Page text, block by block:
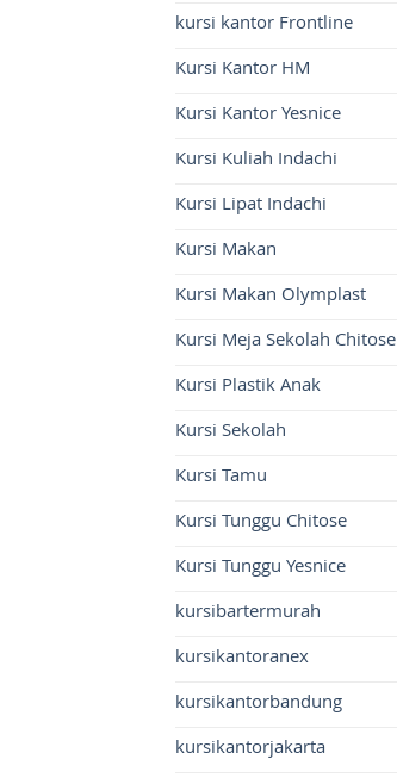
kursi kantor Frontline
Kursi Kantor HM
Kursi Kantor Yesnice
Kursi Kuliah Indachi
Kursi Lipat Indachi
Kursi Makan
Kursi Makan Olymplast
Kursi Meja Sekolah Chitose
Kursi Plastik Anak
Kursi Sekolah
Kursi Tamu
Kursi Tunggu Chitose
Kursi Tunggu Yesnice
kursibartermurah
kursikantoranex
kursikantorbandung
kursikantorjakarta